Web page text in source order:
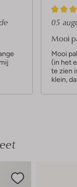
3
S
t
e
r
r
e
05
Mooi
Mooi
(in het
te zien
klein,